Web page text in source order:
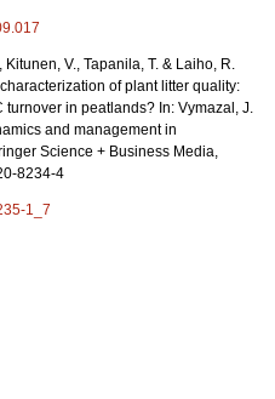
V., Tapanila, T. & Laiho, R.
of plant litter quality:
in peatlands? In: Vymazal, J.
and management in
Science + Business Media,
8234-4
1_7